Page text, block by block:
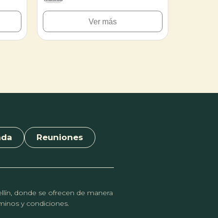
de
las
ritmos que van desde el rock en español,
baladas y salsa hasta latin funk, cumbia
Ver más
Reuniones
donde se ofrecen de manera
y condiciones.